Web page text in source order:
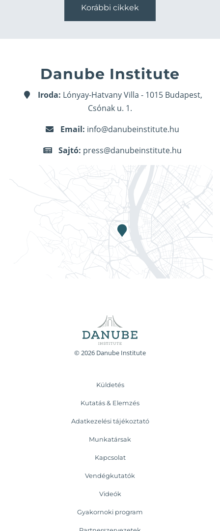
Korábbi cikkek
Danube Institute
Iroda: Lónyay-Hatvany Villa - 1015 Budapest,
Csónak u. 1.
Email: info@danubeinstitute.hu
Sajtó: press@danubeinstitute.hu
© 2026 Danube Institute
Küldetés
Kutatás & Elemzés
Adatkezelési tájékoztató
Munkatársak
Kapcsolat
Vendégkutatók
Videók
Gyakornoki program